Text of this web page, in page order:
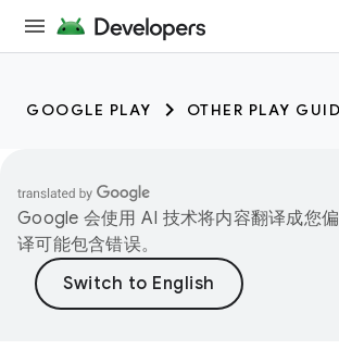
GOOGLE PLAY OTHER PLAY
Google 会使用 AI 技术将内容翻译成您
译可能包含错误。